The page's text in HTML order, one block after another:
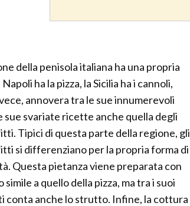
della penisola italiana ha una propria
ha la pizza, la Sicilia ha i cannoli,
annovera tra le sue innumerevoli
sue svariate ricette anche quella degli
Tipici di questa parte della regione, gli
si differenziano per la propria forma di
Questa pietanza viene preparata con
simile a quello della pizza, ma tra i suoi
conta anche lo strutto. Infine, la cottura